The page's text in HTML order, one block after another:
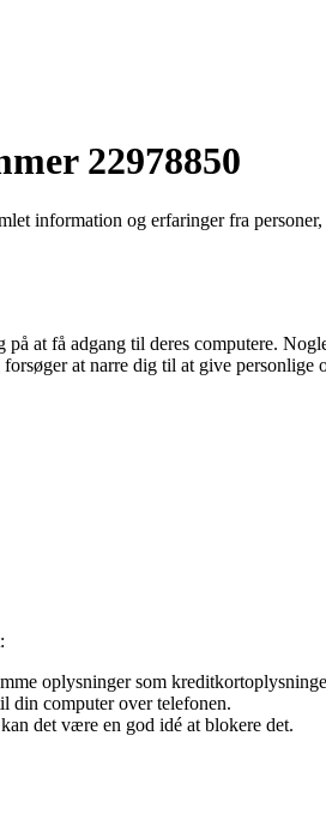
22978850
information og erfaringer fra
at få adgang til deres computere.
at narre dig til at give personlige
oplysninger som
din computer over telefonen.
det være en god idé at blokere det.